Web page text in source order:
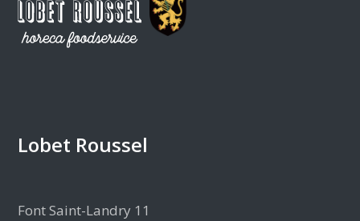
Lobet Roussel
Font Saint-Landry 11